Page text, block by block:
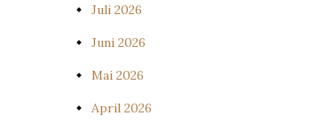
Juli 2026
Juni 2026
Mai 2026
April 2026